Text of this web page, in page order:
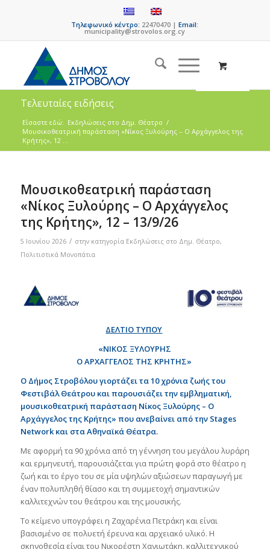
Τηλεφωνικό κέντρο: 22470470 |Email:
municipality@strovolos.org.cy
Τελευταίες ειδήσεις
Είσαστε εδώ: Eκδηλώσεις στο Δημ. Θέατρο /
Μουσικοθεατρική παράσταση «Νίκος Ξυλούρης – Ο Αρχάγγελος της
Κρήτης», 12 ...
Μουσικοθεατρική παράσταση
«Νίκος Ξυλούρης – Ο Αρχάγγελος
της Κρήτης», 12 – 13/9/26
5 Ιουνίου 2026 / στην κατηγορία Eκδηλώσεις στο Δημ. Θέατρο,
Πολιτιστικά Μονοπάτια
ΔΕΛΤΙΟ ΤΥΠΟΥ
«ΝΙΚΟΣ ΞΥΛΟΥΡΗΣ
Ο ΑΡΧΑΓΓΕΛΟΣ ΤΗΣ ΚΡΗΤΗΣ»
Ο Δήμος Στροβόλου γιορτάζει τα 10 χρόνια ζωής του
Φεστιβάλ Θεάτρου και παρουσιάζει την εμβληματική,
μουσικοθεατρική παράσταση Νίκος Ξυλούρης – Ο
Αρχάγγελος της Κρήτης» που ανεβαίνει από την Stages
Networkκαι στα Αθηναϊκά Θέατρα.
Με αφορμή τα 90 χρόνια από τη γέννηση του μεγάλου λυράρη
και ερμηνευτή, παρουσιάζεται για πρώτη φορά στο θέατρο η
ζωή και το έργο του σε μία υψηλών αξιώσεων παραγωγή με
έναν πολυπληθή θίασο και τη συμμετοχή σημαντικών
καλλιτεχνών του θεάτρου και της μουσικής.
Το κείμενο υπογράφει η Ζαχαρένια Πετράκη και είναι
βασισμένο σε πολυετή έρευνα και αρχειακό υλικό. Η
σκηνοθεσία είναι του Νικορέστη Χανιωτάκη, καλλιτεχνικού